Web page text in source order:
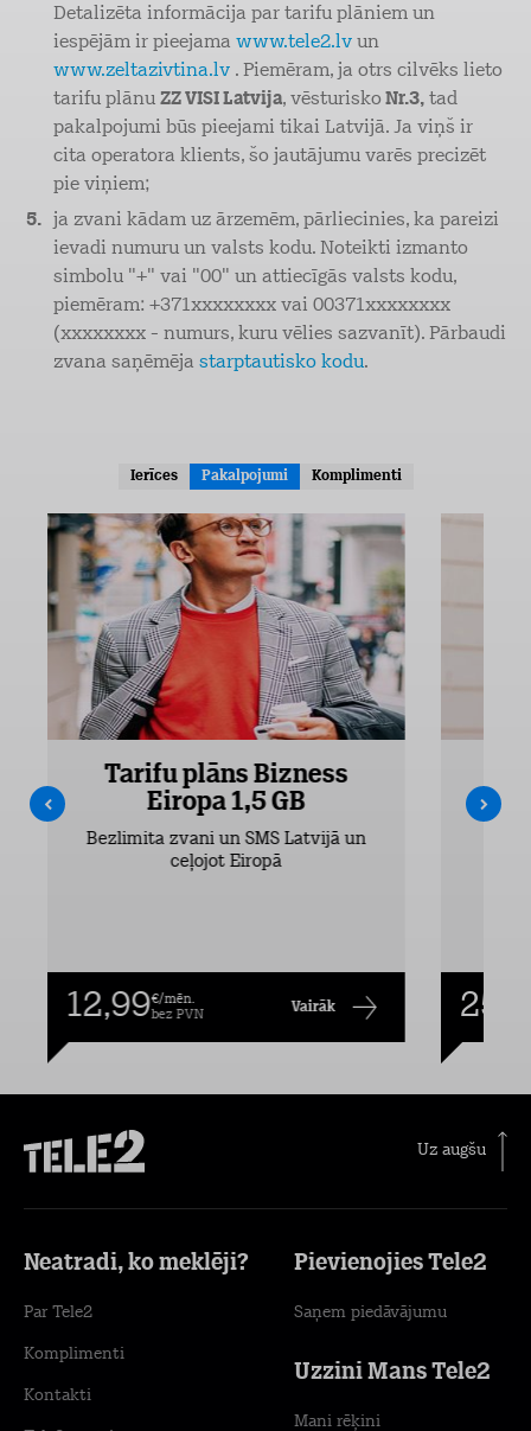
Detalizēta informācija par tarifu plāniem un
iespējām ir pieejama www.tele2.lv un
www.zeltazivtina.lv . Piemēram, ja otrs cilvēks lieto
tarifu plānu ZZ VISI Latvija, vēsturisko Nr.3, tad
pakalpojumi būs pieejami tikai Latvijā. Ja viņš ir
cita operatora klients, šo jautājumu varēs precizēt
pie viņiem;
ja zvani kādam uz ārzemēm, pārliecinies, ka pareizi
ievadi numuru un valsts kodu. Noteikti izmanto
simbolu "+" vai "00" un attiecīgās valsts kodu,
piemēram: +371xxxxxxxx vai 00371xxxxxxxx
(xxxxxxxx - numurs, kuru vēlies sazvanīt). Pārbaudi
zvana saņēmēja starptautisko kodu.
Ierīces Pakalpojumi Komplimenti
Tarifu plāns Bizness
Eiropa 1,5 GB
Bezlimita zvani un SMS Latvijā un
ceļojot Eiropā
12,99€/mēn.
bez PVN
Vairāk
Uz augšu
Neatradi, ko meklēji?
Par Tele2
Komplimenti
Kontakti
Pievienojies Tele2
Saņem piedāvājumu
Uzzini Mans Tele2
Mani rēķini